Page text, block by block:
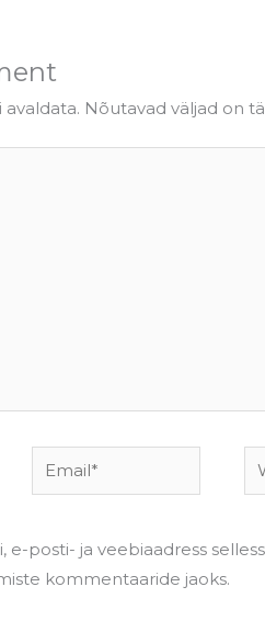
avaldata. Nõutavad väljad on
Email*
e-posti- ja veebiaadress
kommentaaride jaoks.